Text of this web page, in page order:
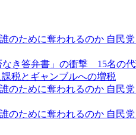
のために奪われるのか 自
なき答弁書」の衝撃 15名の
税とギャンブルへの増税
のために奪われるのか 自
のために奪われるのか 自